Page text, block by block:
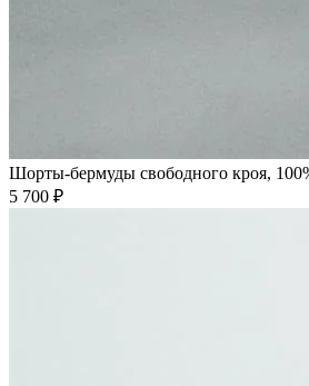
Шорты-бермуды свободного кроя,
5 700 ₽